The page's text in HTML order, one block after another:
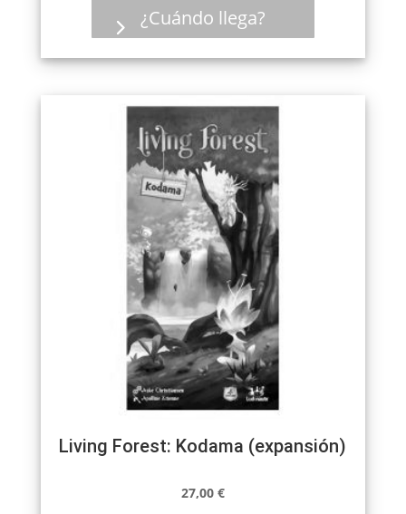
¿Cuándo llega?
Living Forest: Kodama (expansión)
27,00 €